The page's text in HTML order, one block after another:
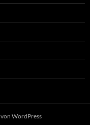
WordPress